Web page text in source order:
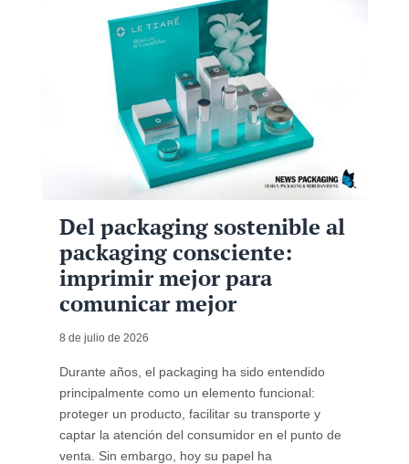
Del packaging sostenible al
packaging consciente:
imprimir mejor para
comunicar mejor
8 de julio de 2026
Durante años, el packaging ha sido entendido
principalmente como un elemento funcional:
proteger un producto, facilitar su transporte y
captar la atención del consumidor en el punto de
venta. Sin embargo, hoy su papel ha